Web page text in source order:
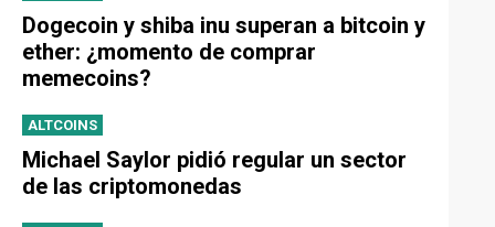
Dogecoin y shiba inu superan a bitcoin y
ether: ¿momento de comprar
memecoins?
ALTCOINS
Michael Saylor pidió regular un sector
de las criptomonedas